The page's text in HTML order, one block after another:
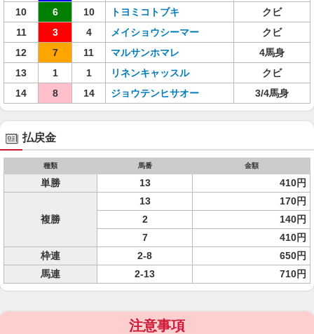
10
6 10 トヨミコトブキ
クビ
11
3 4 メイショウシーマー
クビ
12
7 11 マルサンホマレ
4馬身
13
1 1 リネンキャッスル
クビ
14
8 14 ジョウテンヒサオー 3/4馬身
払戻金
種類 馬番 金額
単勝 13 410円
複勝
13
170円
2
140円
7
410円
枠連
2-8
650円
馬連
2-13 710円
注意事項